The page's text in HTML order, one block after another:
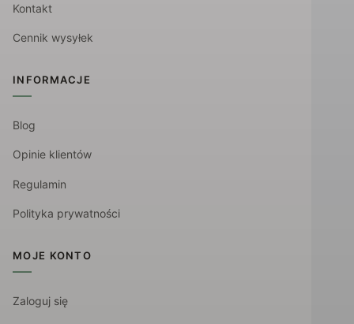
Kontakt
Cennik wysyłek
INFORMACJE
Blog
Opinie klientów
Regulamin
Polityka prywatności
MOJE KONTO
Zaloguj się